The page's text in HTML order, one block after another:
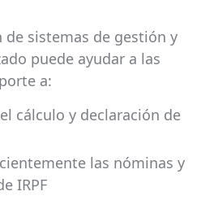
sistemas de gestión y
puede ayudar a las
a:
cálculo y declaración de
las nóminas y
IRPF